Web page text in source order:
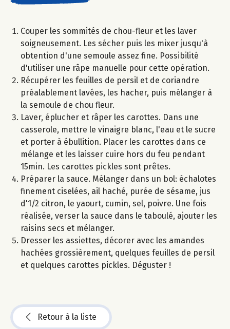
Couper les sommités de chou-fleur et les laver
soigneusement. Les sécher puis les mixer jusqu'à
obtention d'une semoule assez fine. Possibilité
d'utiliser une râpe manuelle pour cette opération.
Récupérer les feuilles de persil et de coriandre
préalablement lavées, les hacher, puis mélanger à
la semoule de chou fleur.
Laver, éplucher et râper les carottes. Dans une
casserole, mettre le vinaigre blanc, l'eau et le sucre
et porter à ébullition. Placer les carottes dans ce
mélange et les laisser cuire hors du feu pendant
15min. Les carottes pickles sont prêtes.
Préparer la sauce. Mélanger dans un bol: échalotes
finement ciselées, ail haché, purée de sésame, jus
d'1/2 citron, le yaourt, cumin, sel, poivre. Une fois
réalisée, verser la sauce dans le taboulé, ajouter les
raisins secs et mélanger.
Dresser les assiettes, décorer avec les amandes
hachées grossièrement, quelques feuilles de persil
et quelques carottes pickles. Déguster !
Retour à la liste